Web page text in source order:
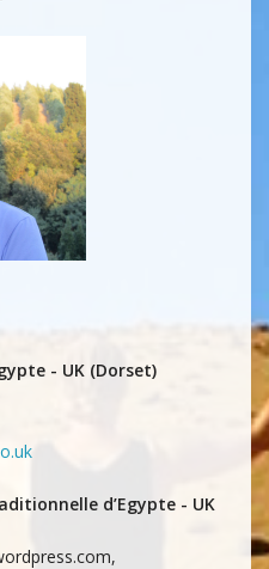
- UK (Dorset)
d’Egypte - UK